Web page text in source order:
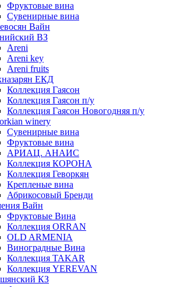
Фруктовые вина
Cувенирные вина
Вайн
ВЗ
Areni
Areni key
Areni fruits
ЕКД
Коллекция Гаясон
Коллекция Гаясон п/у
Коллекция Гаясон Новогодняя п/у
winery
Сувенирные вина
Фруктовые вина
АРИАЦ. АНАИС
Коллекция КОРОНА
Коллекция Геворкян
Крепленые вина
Абрикосовый Бренди
Вайн
Фруктовые Вина
Коллекция ORRAN
OLD ARMENIA
Виноградные Вина
Коллекция TAKAR
Коллекция YEREVAN
КЗ